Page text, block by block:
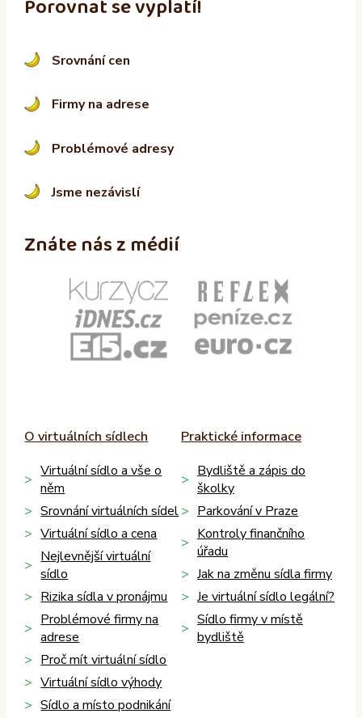
Porovnat se vyplatí!
Srovnání cen
Firmy na adrese
Problémové adresy
Jsme nezávislí
Znáte nás z médií
O virtuálních sídlech
Virtuální sídlo a vše o
něm
Srovnání virtuálních sídel
Virtuální sídlo a cena
Nejlevnější virtuální
sídlo
Rizika sídla v pronájmu
Problémové firmy na
adrese
Proč mít virtuální sídlo
Virtuální sídlo výhody
Sídlo a místo podnikání
Praktické informace
Bydliště a zápis do
školky
Parkování v Praze
Kontroly finančního
úřadu
Jak na změnu sídla firmy
Je virtuální sídlo legální?
Sídlo firmy v místě
bydliště